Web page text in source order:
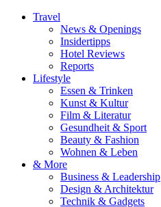
Travel
News & Openings
Insidertipps
Hotel Reviews
Reports
Lifestyle
Essen & Trinken
Kunst & Kultur
Film & Literatur
Gesundheit & Sport
Beauty & Fashion
Wohnen & Leben
& More
Business & Leadership
Design & Architektur
Technik & Gadgets